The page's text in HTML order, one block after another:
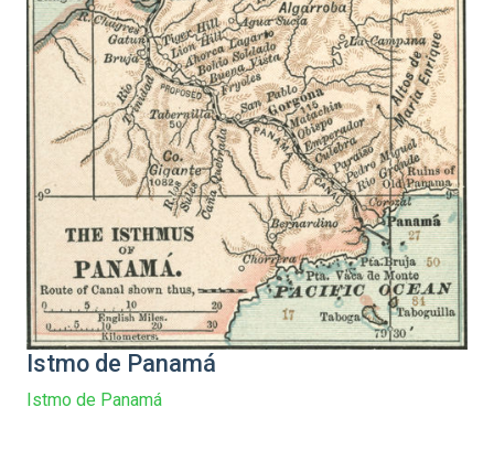
Istmo de Panamá
Istmo de Panamá